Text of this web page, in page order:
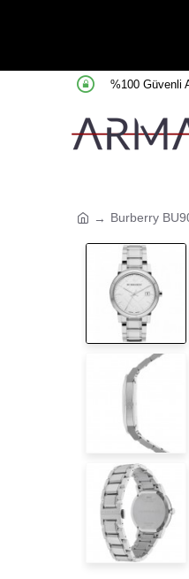
%100 Güvenli
Burberry